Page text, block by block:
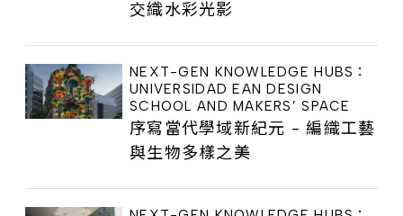
交織水彩光影
NEXT-GEN KNOWLEDGE HUBS：
UNIVERSIDAD EAN DESIGN
SCHOOL AND MAKERS’ SPACE
序寫當代學域新紀元 - 編織工藝
與生物多樣之美